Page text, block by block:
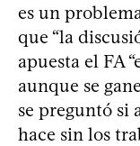
es un
que “la
apuesta el FA
aunque se
se preguntó si
hace sin los